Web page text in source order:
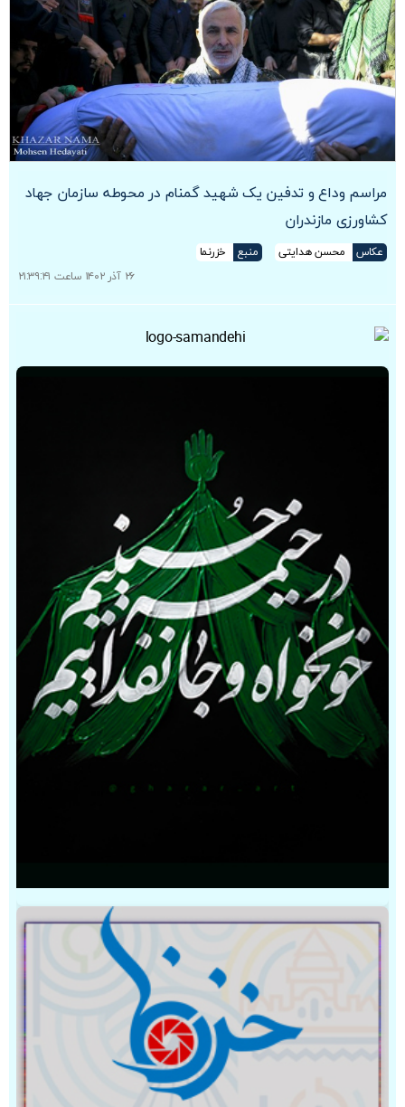
مراسم وداع و تدفین یک شهید گمنام در محوطه سازمان جهاد
کشاورزی مازندران
عکاس محسن هدایتی منبع
خزرنما
۲۶ آذر ۱۴۰۲ ساعت ۲۱:۳۹:۴۱